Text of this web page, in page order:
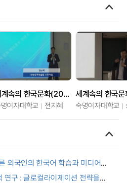
세계속의 한국문화(2015-2)
여자대학교 전지혜
세계속의 한국문
숙명여자대학교
외국인의 한국어 학습과 미디어
연구 : 글로컬라이제이션 전략을